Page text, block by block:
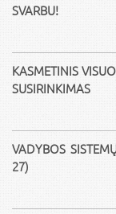
SVARBU!
KASMETINIS
SUSIRINKIMAS
VADYBOS
27)